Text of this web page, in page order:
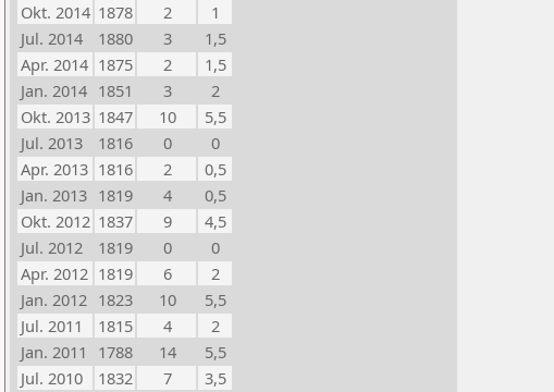
Okt. 2014 1878 2
1
Jul. 2014
1880 3
1,5
Apr. 2014 1875 2
1,5
Jan. 2014 1851 3
2
Okt. 2013 1847 10
5,5
Jul. 2013
1816 0
0
Apr. 2013 1816 2
0,5
Jan. 2013 1819 4
0,5
Okt. 2012 1837 9
4,5
Jul. 2012
1819 0
0
Apr. 2012 1819 6
2
Jan. 2012 1823 10
5,5
Jul. 2011
1815 4
2
Jan. 2011
1788 14
5,5
Jul. 2010
1832 7
3,5